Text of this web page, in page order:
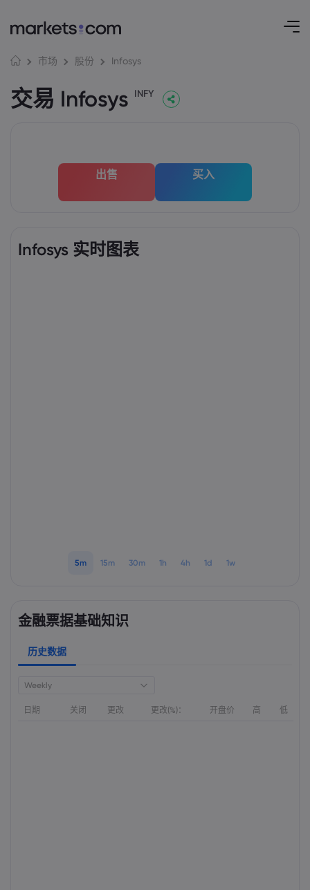
市场 股份 Infosys
交易 Infosys INFY
出售 买入
Infosys 实时图表
5m 15m 30m 1h 4h 1d 1w
金融票据基础知识
历史数据
Weekly
日期 关闭 更改 更改(%)： 开盘价 高 低